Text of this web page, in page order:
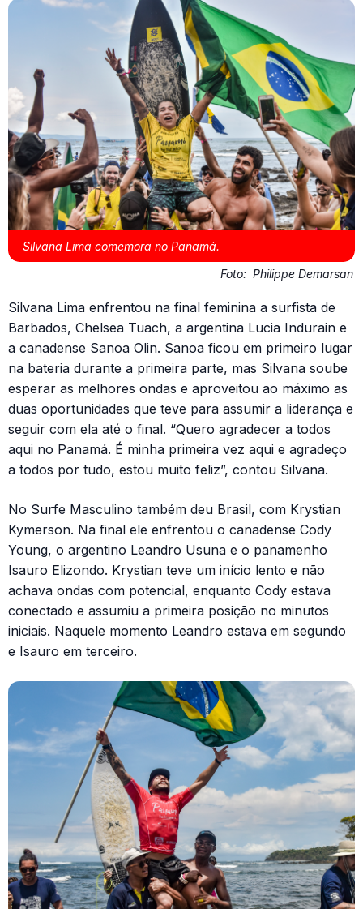
Silvana Lima comemora no Panamá.
Foto: Philippe Demarsan
Silvana Lima enfrentou na final feminina a surfista de
Barbados, Chelsea Tuach, a argentina Lucia Indurain e
a canadense Sanoa Olin. Sanoa ficou em primeiro lugar
na bateria durante a primeira parte, mas Silvana soube
esperar as melhores ondas e aproveitou ao máximo as
duas oportunidades que teve para assumir a liderança e
seguir com ela até o final. “Quero agradecer a todos
aqui no Panamá. É minha primeira vez aqui e agradeço
a todos por tudo, estou muito feliz”, contou Silvana.
No Surfe Masculino também deu Brasil, com Krystian
Kymerson. Na final ele enfrentou o canadense Cody
Young, o argentino Leandro Usuna e o panamenho
Isauro Elizondo. Krystian teve um início lento e não
achava ondas com potencial, enquanto Cody estava
conectado e assumiu a primeira posição no minutos
iniciais. Naquele momento Leandro estava em segundo
e Isauro em terceiro.